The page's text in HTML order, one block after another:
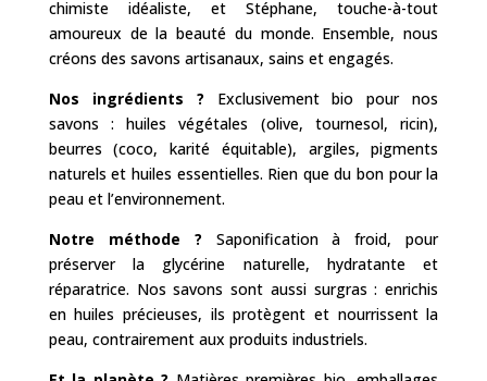
chimiste idéaliste, et Stéphane, touche-à-tout
amoureux de la beauté du monde. Ensemble, nous
créons des savons artisanaux, sains et engagés.
Nos ingrédients ? Exclusivement bio pour nos
savons : huiles végétales (olive, tournesol, ricin),
beurres (coco, karité équitable), argiles, pigments
naturels et huiles essentielles. Rien que du bon pour la
peau et l’environnement.
Notre méthode ? Saponification à froid, pour
préserver la glycérine naturelle, hydratante et
réparatrice. Nos savons sont aussi surgras : enrichis
en huiles précieuses, ils protègent et nourrissent la
peau, contrairement aux produits industriels.